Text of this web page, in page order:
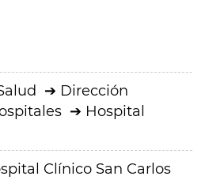
Dirección
Hospital
Clínico San Carlos